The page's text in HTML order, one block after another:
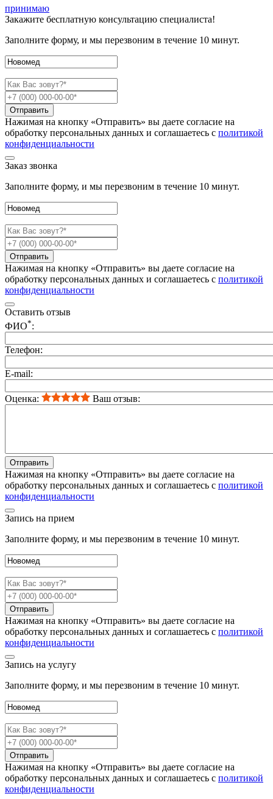
принимаю
Закажите бесплатную консультацию специалиста!
Заполните форму, и мы перезвоним в течение 10 минут.
Отправить
Нажимая на кнопку «Отправить» вы даете согласие на
обработку персональных данных и соглашаетесь c политикой
конфиденциальности
Заказ звонка
Заполните форму, и мы перезвоним в течение 10 минут.
Отправить
Нажимая на кнопку «Отправить» вы даете согласие на
обработку персональных данных и соглашаетесь c политикой
конфиденциальности
Оставить отзыв
ФИО*:
Телефон:
E-mail:
Оценка: Ваш отзыв:
Нажимая на кнопку «Отправить» вы даете согласие на
обработку персональных данных и соглашаетесь c политикой
конфиденциальности
Запись на прием
Заполните форму, и мы перезвоним в течение 10 минут.
Отправить
Нажимая на кнопку «Отправить» вы даете согласие на
обработку персональных данных и соглашаетесь c политикой
конфиденциальности
Запись на услугу
Заполните форму, и мы перезвоним в течение 10 минут.
Отправить
Нажимая на кнопку «Отправить» вы даете согласие на
обработку персональных данных и соглашаетесь c политикой
конфиденциальности